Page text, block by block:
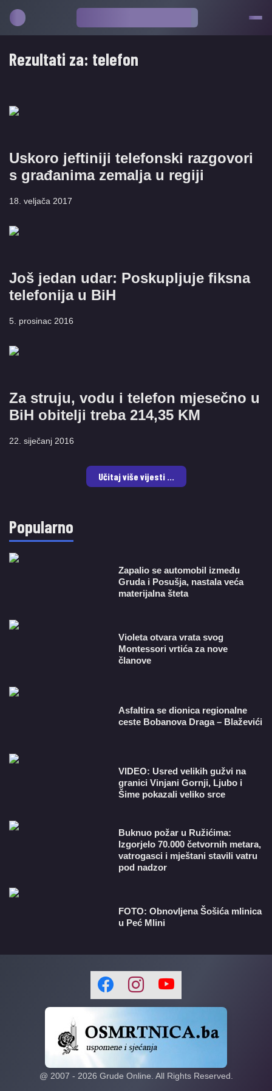
Rezultati za: telefon
Uskoro jeftiniji telefonski razgovori
s građanima zemalja u regiji
18. veljača 2017
Još jedan udar: Poskupljuje fiksna
telefonija u BiH
5. prosinac 2016
Za struju, vodu i telefon mjesečno u
BiH obitelji treba 214,35 KM
22. siječanj 2016
Učitaj više vijesti ...
Popularno
Zapalio se automobil između
Gruda i Posušja, nastala veća
materijalna šteta
Violeta otvara vrata svog
Montessori vrtića za nove
članove
Asfaltira se dionica regionalne
ceste Bobanova Draga – Blaževići
VIDEO: Usred velikih gužvi na
granici Vinjani Gornji, Ljubo i
Šime pokazali veliko srce
Buknuo požar u Ružićima:
Izgorjelo 70.000 četvornih metara,
vatrogasci i mještani stavili vatru
pod nadzor
FOTO: Obnovljena Šošića mlinica
u Peć Mlini
@ 2007 - 2026 Grude Online. All Rights Reserved.